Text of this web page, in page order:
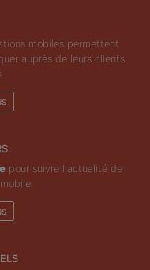
mobiles permettent
auprès de leurs clients
pour suivre l'actualité de